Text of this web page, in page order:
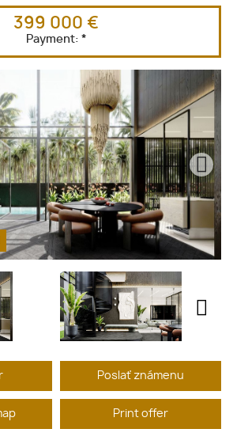
399 000 €
Payment: *
Poslať známenu
Print offer